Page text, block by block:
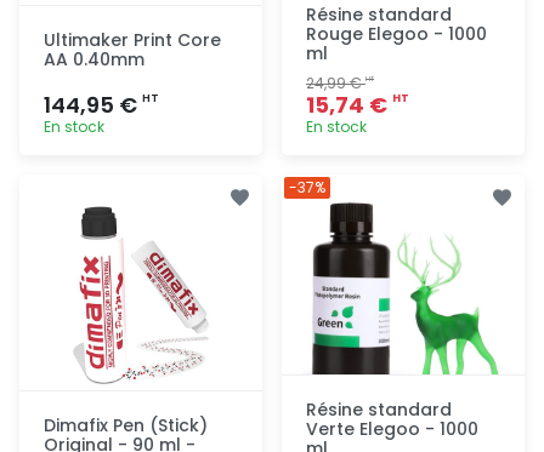
Ultimaker Print Core
AA 0.40mm
144,95 € HT
En stock
Résine standard
Rouge Elegoo - 1000
ml
24,99 €HT
15,74 € HT
En stock
Dimafix Pen (Stick)
Original - 90 ml -
Résine standard
Verte Elegoo - 1000
-37%